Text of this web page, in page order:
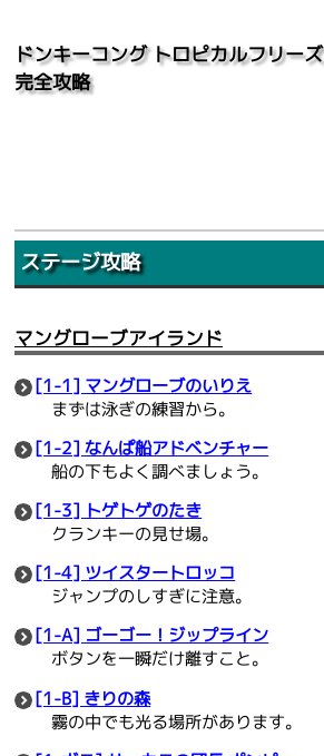
ドンキーコング トロピカルフリーズ
完全攻略
ステージ攻略
マングローブアイランド
[1-1] マングローブのいりえ
まずは泳ぎの練習から。
[1-2] なんぱ船アドベンチャー
船の下もよく調べましょう。
[1-3] トゲトゲのたき
クランキーの見せ場。
[1-4] ツイスタートロッコ
ジャンプのしすぎに注意。
[1-A] ゴーゴー！ジップライン
ボタンを一瞬だけ離すこと。
[1-B] きりの森
霧の中でも光る場所があります。